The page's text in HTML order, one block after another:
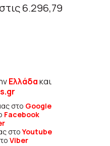
6.296,79
Ελλάδακαι
στο Google
Facebook
στοYoutube
Viber